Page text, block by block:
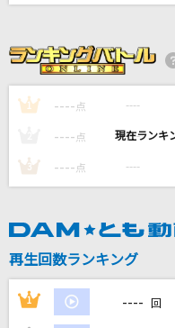
好きすぎて滅！
幕が上がる
back number
1 ---- 点 ----
---- 点 ----
3 ---- 点 ----
再生回数ランキング
1 ---- 回